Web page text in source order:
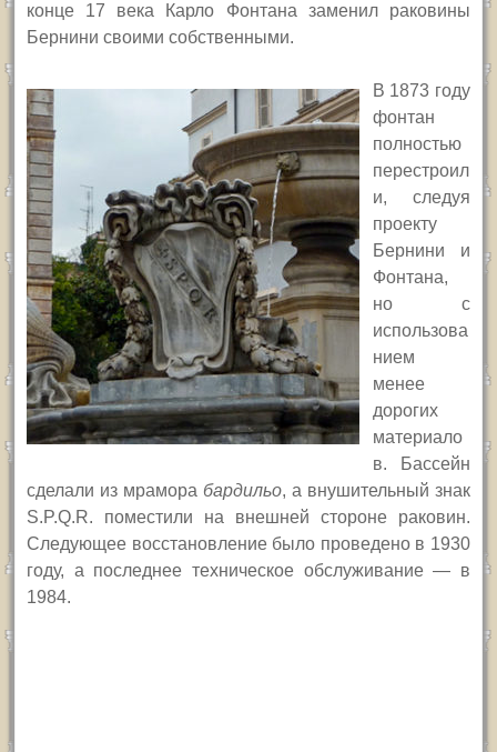
конце 17 века Карло Фонтана заменил раковины
Бернини своими собственными.
В 1873 году
фонтан
полностью
перестроил
и, следуя
проекту
Бернини и
Фонтана,
но с
использова
нием
менее
дорогих
материало
в. Бассейн
сделали из мрамора бардильо, а внушительный знак
S.P.Q.R. поместили на внешней стороне раковин.
Следующее восстановление было проведено в 1930
году, а последнее техническое обслуживание — в
1984.